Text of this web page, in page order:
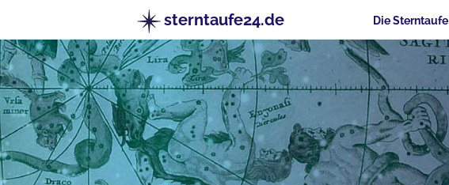
sterntaufe24.de Die Sterntaufe